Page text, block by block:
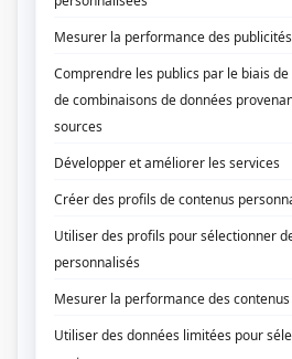
La pension Velder
Jean-Baptiste Latour
Quatuor: Le voyage à Rome (Le curé)
Je me souviens(Duclos)
Le Survenant
14, rue de Galais(Arthur Dion )
Ressac
Abraham Galibois